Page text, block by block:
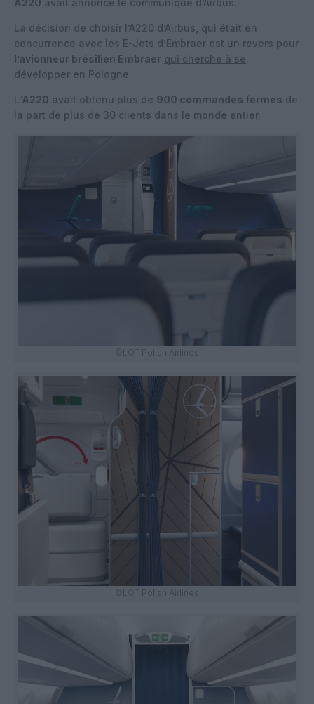
La décision de choisir l’A220 d’Airbus, qui était en
concurrence avec les E-Jets d’Embraer est un revers pour
l’avionneur brésilien Embraer qui cherche à se
développer en Pologne.
L ‘A220 avait obtenu plus de 900 commandes fermes de
la part de plus de 30 clients dans le monde entier.
©LOT Polish Airlines
©LOT Polish Airlines